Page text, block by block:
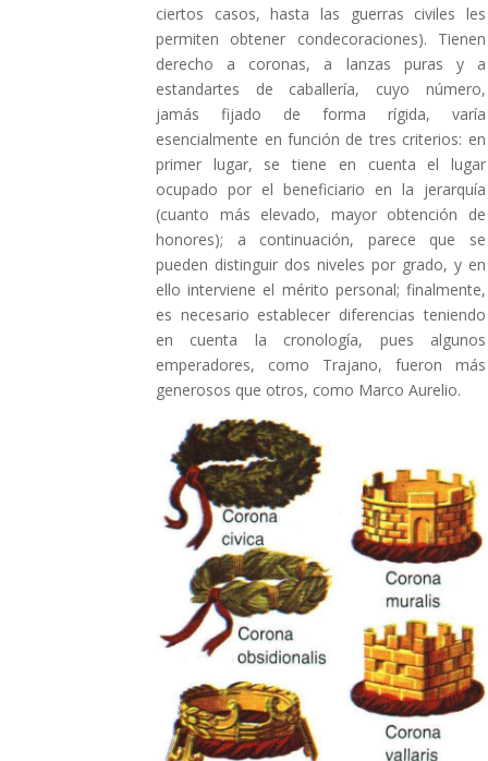
ciertos casos, hasta las guerras civiles les
permiten obtener condecoraciones). Tienen
derecho a coronas, a lanzas puras y a
estandartes de caballería, cuyo número,
jamás fijado de forma rígida, varía
esencialmente en función de tres criterios: en
primer lugar, se tiene en cuenta el lugar
ocupado por el beneficiario en la jerarquía
(cuanto más elevado, mayor obtención de
honores); a continuación, parece que se
pueden distinguir dos niveles por grado, y en
ello interviene el mérito personal; finalmente,
es necesario establecer diferencias teniendo
en cuenta la cronología, pues algunos
emperadores, como Trajano, fueron más
generosos que otros, como Marco Aurelio.